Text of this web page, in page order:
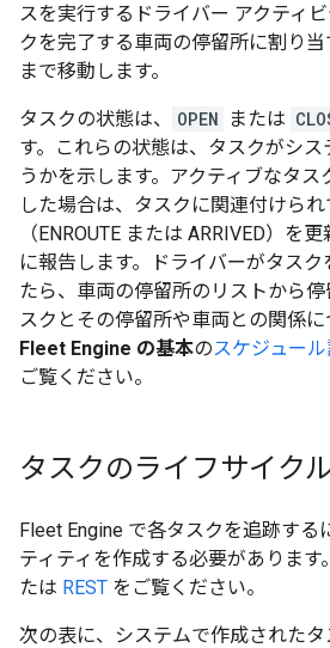
スを実行するドライバー アクティ
クを完了する車両の停留所に割り
まで移動します。
タスクの状態は、 OPEN または
す。これらの状態は、タスクがシ
うかを示します。アクティブなタ
した場合は、タスクに関連付けら
（ENROUTE または ARRIVED）を
に報告します。ドライバーがタス
たら、車両の停留所のリストから
スクとその停留所や車両との関係に
Fleet Engine の基本のスケジュー
ご覧ください。
タスクのライフサイクル
Fleet Engine で各タスクを追跡する
ティティを作成する必要があります
たは REST をご覧ください。
次の表に、システムで作成された